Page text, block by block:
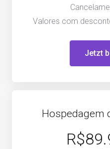
Valores com
Jetzt
Hospedagem